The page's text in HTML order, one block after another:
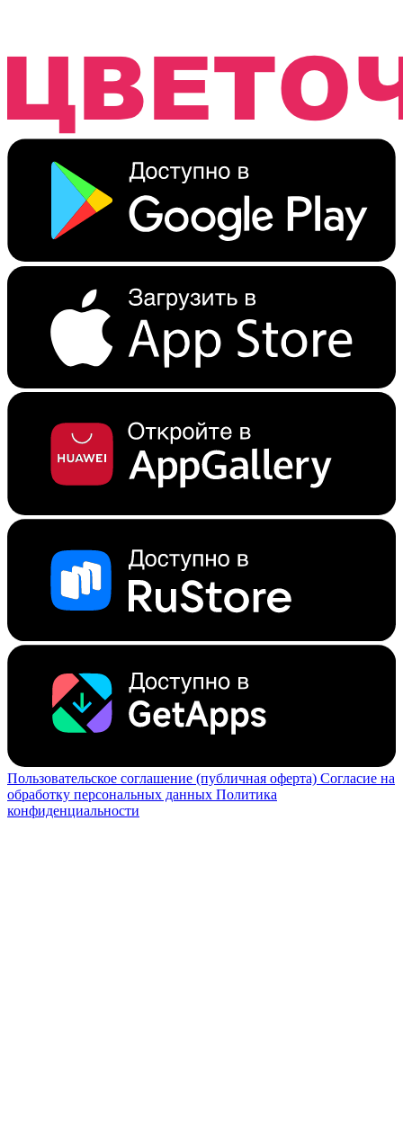
Пользовательское соглашение (публичная оферта) Согласие на
обработку персональных данных Политика
конфиденциальности